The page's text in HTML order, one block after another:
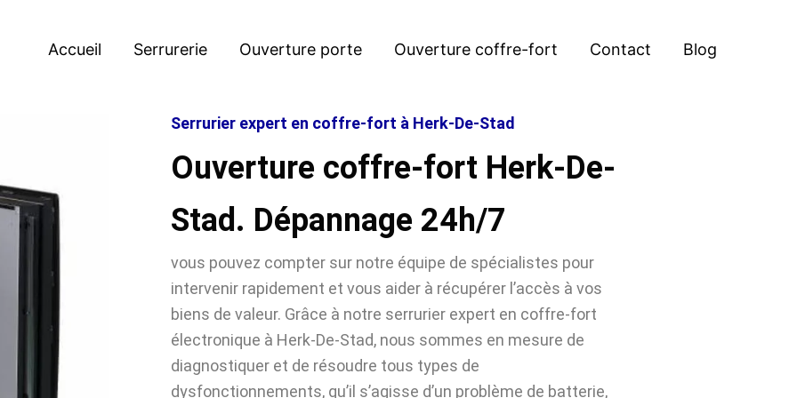
Accueil Serrurerie Ouverture porte Ouverture coffre-fort Contact Blog
Serrurier expert en coffre-fort à Herk-De-Stad
Ouverture coffre-fort Herk-De-
Stad. Dépannage 24h/7
vous pouvez compter sur notre équipe de spécialistes pour
intervenir rapidement et vous aider à récupérer l’accès à vos
biens de valeur. Grâce à notre serrurier expert en coffre-fort
électronique à Herk-De-Stad, nous sommes en mesure de
diagnostiquer et de résoudre tous types de
dysfonctionnements, qu’il s’agisse d’un problème de batterie,